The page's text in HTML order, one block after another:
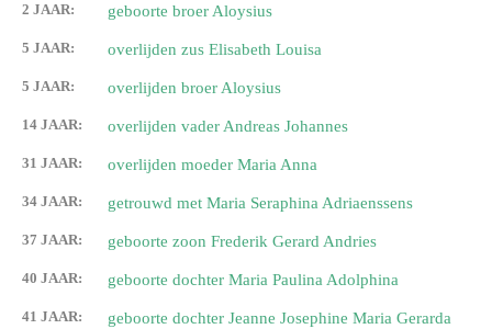
2 JAAR: geboorte broer Aloysius
5 JAAR: overlijden zus Elisabeth Louisa
5 JAAR: overlijden broer Aloysius
14 JAAR: overlijden vader Andreas Johannes
31 JAAR: overlijden moeder Maria Anna
34 JAAR: getrouwd met Maria Seraphina Adriaenssens
37 JAAR: geboorte zoon Frederik Gerard Andries
40 JAAR: geboorte dochter Maria Paulina Adolphina
41 JAAR: geboorte dochter Jeanne Josephine Maria Gerarda